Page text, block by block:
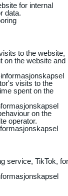
for internal
data.
to the website,
on the website and
visits to the
spent on the
on the
operator.
service, TikTok, for